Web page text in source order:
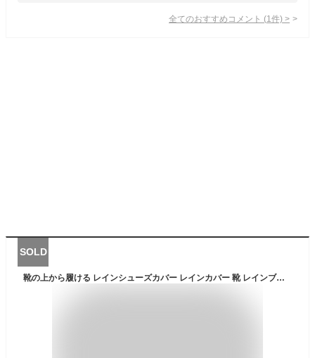
全てのおすすめコメント (1 件) >
SOLD
靴の上から履ける レインシューズカバー レインカバー 靴 レインブーツカバー レイン シューズカバー 折りたたみ レインブーツ 折り畳み長靴 シューズカバー防水 レインブーツカバー足首 バイク ゲリラ豪雨対策 台風 長靴 雨具 梅雨